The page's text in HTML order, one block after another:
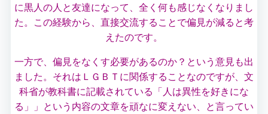
に黒人の人と友達になって、全く何も感じなくなりまし
た。この経験から、直接交流することで偏見が減ると考
えたのです。
一方で、偏見をなくす必要があるのか？という意見も出
ました。それはＬＧＢＴに関係することなのですが、文
科省が教科書に記載されている「人は異性を好きにな
る」」という内容の文章を頑なに変えない、と言ってい